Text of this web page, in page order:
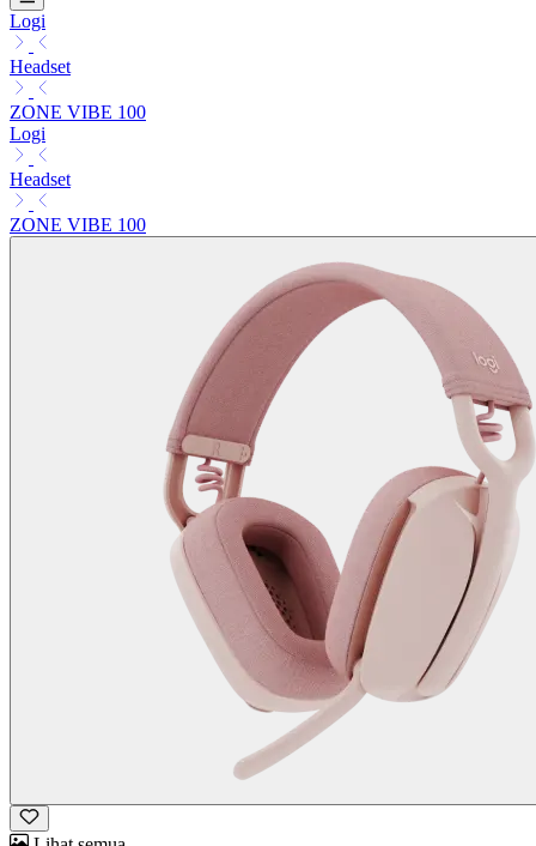
Logi
Headset
ZONE VIBE 100
Logi
Headset
ZONE VIBE 100